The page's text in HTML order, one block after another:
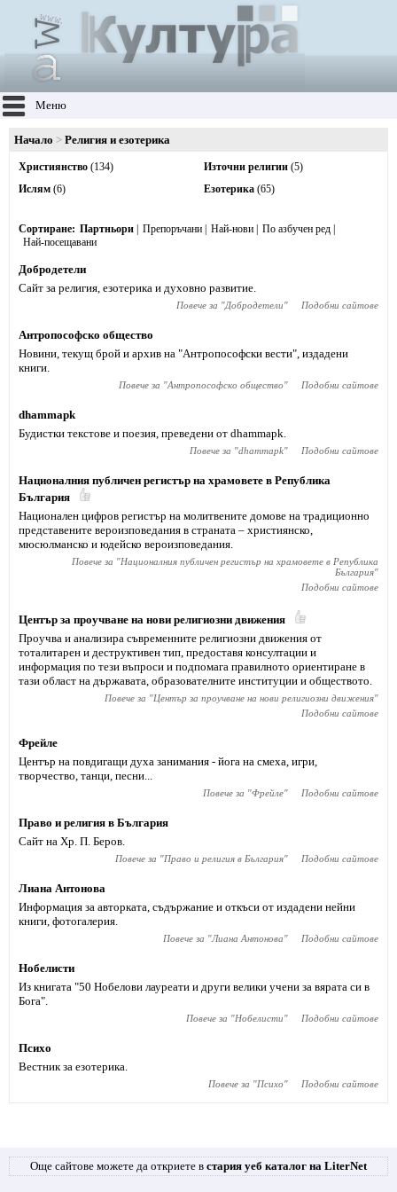
Меню
Начало Религия и езотерика
Християнство (134)
Ислям (6)
Източни религии (5)
Езотерика (65)
Сортиране Партньори Препоръчани Най-нови
По азбучен ред
Най-посещавани
Добродетели
Сайт за религия, езотерика и духовно развитие.
Повече за "Добродетели" Подобни сайтове
Антропософско общество
Новини, текущ брой и архив на "Антропософски вести", издадени
книги.
Повече за "Антропософско общество" Подобни сайтове
dhammapk
Будистки текстове и поезия, преведени от dhammapk.
Повече за "dhammapk" Подобни сайтове
Националния публичен регистър на храмовете в Република
България
Национален цифров регистър на молитвените домове на традиционно
представените вероизповедания в страната – християнско,
мюсюлманско и юдейско вероизповедания.
Повече за "Националния публичен регистър на храмовете в Република
България"
Подобни сайтове
Център за проучване на нови религиозни движения
Проучва и анализира съвременните религиозни движения от
тоталитарен и деструктивен тип, предоставя консултации и
информация по тези въпроси и подпомага правилното ориентиране в
тази област на държавата, образователните институции и обществото.
Повече за "Център за проучване на нови религиозни движения"
Подобни сайтове
Фрейле
Център на повдигащи духа занимания - йога на смеха, игри,
творчество, танци, песни...
Повече за "Фрейле" Подобни сайтове
Право и религия в България
Сайт на Хр. П. Беров.
Повече за "Право и религия в България" Подобни сайтове
Лиана Антонова
Информация за авторката, съдържание и откъси от издадени нейни
книги, фотогалерия.
Повече за "Лиана Антонова" Подобни сайтове
Нобелисти
Из книгата "50 Нобелови лауреати и други велики учени за вярата си в
Бога".
Повече за "Нобелисти" Подобни сайтове
Психо
Вестник за езотерика.
Повече за "Психо" Подобни сайтове
Още сайтове можете да откриете в стария уеб каталог на LiterNet